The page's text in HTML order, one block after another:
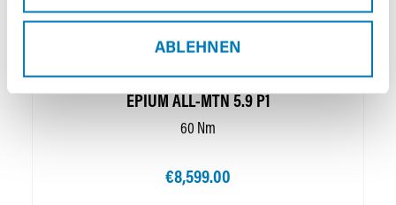
ABLEHNEN
EPIUM ALL-MTN 5.9 P1
60 Nm
€8,599.00